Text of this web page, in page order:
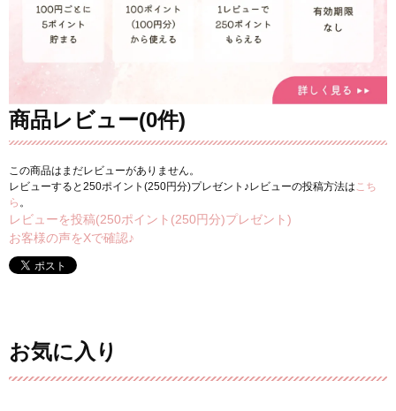
商品レビュー(0件)
この商品はまだレビューがありません。
レビューすると250ポイント(250円分)プレゼント♪レビューの投稿方法は こち
ら 。
レビューを投稿(250ポイント(250円分)プレゼント)
お客様の声をXで確認♪
お気に入り